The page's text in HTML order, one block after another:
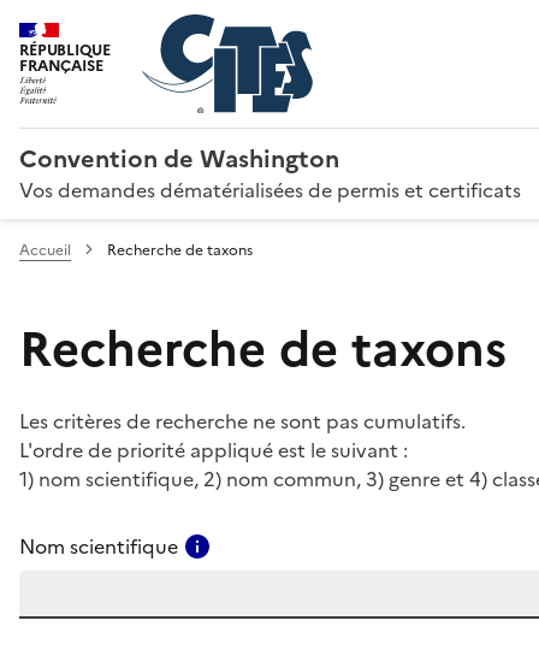
RÉPUBLIQUE
FRANÇAISE
Convention de Washington
Vos demandes dématérialisées de permis et certificats
Accueil Recherche de taxons
Recherche de taxons
Les critères de recherche ne sont pas cumulatifs.
L'ordre de priorité appliqué est le suivant :
1) nom scientifique, 2) nom commun, 3) genre et 4)
Nom scientifique